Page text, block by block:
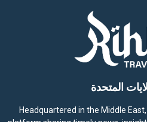
المتحدة
Headquartered in the Middle